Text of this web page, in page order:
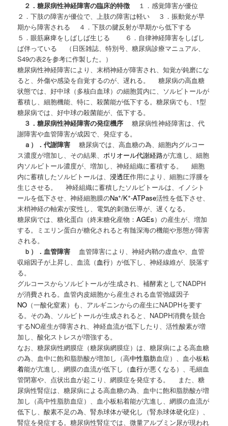
２．糖尿病性神経障害の臨床的特徴 １．感覚障害が優位
２．下肢の障害が優位で、上肢の障害は軽い ３．振動覚が早
期から障害される ４．下肢の腱反射が早期から低下する
５．眼筋麻痺をしばしば生じる ６．自律神経障害をしばし
ば伴っている （日医雑誌、特別号、糖尿病診療マニュアル、
S49の表2を参考に作製した。）
糖尿病性神経障害により、末梢神経が障害され、知覚が鈍磨にな
ると、外傷や感染を自覚するのが、遅れる。 糖尿病の高血糖
状態では、好中球（多核白血球）の細胞質内に、ソルビトールが
蓄積し、細胞機能、特に、殺菌能が低下する。糖尿病でも、1型
糖尿病では、好中球の殺菌能が、低下する。
３．糖尿病性神経障害の発症機序
糖尿病性神経障害は、代
謝障害や血管障害が成因で、発症する。
ａ）．代謝障害 糖尿病では、高血糖の為、細胞内グルコー
ス濃度が増加し、その結果、ポリオール代謝経路が亢進し、細胞
内ソルビトール濃度が、増加し、神経組織に蓄積する。 細胞
内に蓄積したソルビトールは、浸透圧作用により、細胞に浮腫を
生じさせる。 神経組織に蓄積したソルビトールは、イノシト
ールを低下させ、神経細胞膜のNa+/K+-ATPase活性を低下させ、
末梢神経の軸索が変性し、電気的刺激伝導が、遅くなる。
糖尿病では、糖化蛋白（終末糖化産物：AGEs）の産生が、増加
する。ミエリン蛋白が糖化されると有髄深海の機能や形態が障害
される。
ｂ）．血管障害 血管障害により、神経内鞘の虚血や、血管
収縮因子が上昇し、血流（血行）が低下し、神経線維が、脱落す
る。
グルコースからソルビトールが生成され、補酵素としてNADPH
が消費される。血管内皮細胞から産生される血管弛緩因子
NO （一酸化窒素）も、アルギニンからの産生にNADPHを要す
る。その為、ソルビトールが生成されると、NADPH消費を競合
するNO産生が障害され、神経血流が低下したり、活性酸素が増
加し、酸化ストレスが増強する。
なお、糖尿病性網膜症（糖尿病網膜症）は、糖尿病による高血糖
の為、血中に飽和脂肪酸が増加し（高中性脂肪血症）、血小板粘
着能が亢進し、網膜の血流が低下し（血行が悪くなる）、毛細血
管閉塞や、点状出血が起こり、網膜症を発症する。 また、糖
尿病性腎症は、糖尿病による高血糖の為、血中に飽和脂肪酸が増
加し（高中性脂肪血症）、血小板粘着能が亢進し、網膜の血流が
低下し、酸素不足の為、腎糸球体が硬化し（腎糸球体硬化症）、
腎症を発症する。糖尿病性腎症では、微量アルブミン尿が現われ